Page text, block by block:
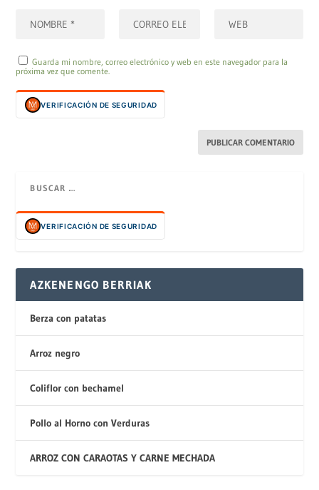
Guarda mi nombre, correo electrónico y web en este navegador para la
próxima vez que comente.
VERIFICACIÓN DE SEGURIDAD
VERIFICACIÓN DE SEGURIDAD
AZKENENGO BERRIAK
Berza con patatas
Arroz negro
Coliflor con bechamel
Pollo al Horno con Verduras
ARROZ CON CARAOTAS Y CARNE MECHADA